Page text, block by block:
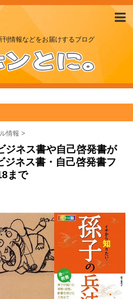
刊情報などをお届けするブログ
情報 >
ジネス書や自己啓発書が
ジネス書・自己啓発書フ
まで